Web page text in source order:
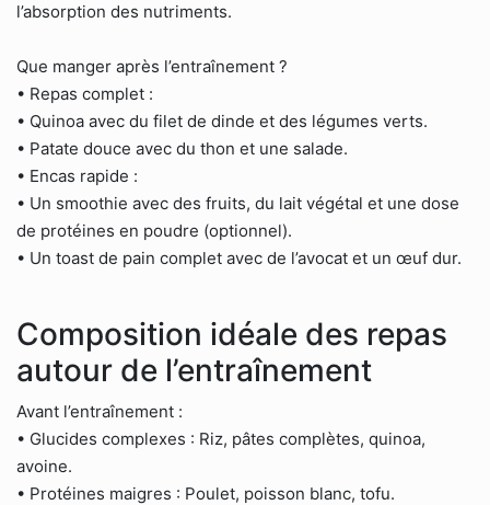
l’absorption des nutriments.
Que manger après l’entraînement ?
• Repas complet :
• Quinoa avec du filet de dinde et des légumes verts.
• Patate douce avec du thon et une salade.
• Encas rapide :
• Un smoothie avec des fruits, du lait végétal et une dose
de protéines en poudre (optionnel).
• Un toast de pain complet avec de l’avocat et un œuf dur.
Composition idéale des repas
autour de l’entraînement
Avant l’entraînement :
• Glucides complexes : Riz, pâtes complètes, quinoa,
avoine.
• Protéines maigres : Poulet, poisson blanc, tofu.